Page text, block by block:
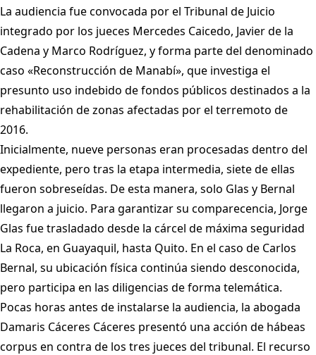
La audiencia fue convocada por el Tribunal de Juicio
integrado por los jueces Mercedes Caicedo, Javier de la
Cadena y Marco Rodríguez, y forma parte del denominado
caso «Reconstrucción de Manabí», que investiga el
presunto uso indebido de fondos públicos destinados a la
rehabilitación de zonas afectadas por el terremoto de
2016.
Inicialmente, nueve personas eran procesadas dentro del
expediente, pero tras la etapa intermedia, siete de ellas
fueron sobreseídas. De esta manera, solo Glas y Bernal
llegaron a juicio. Para garantizar su comparecencia, Jorge
Glas fue trasladado desde la cárcel de máxima seguridad
La Roca, en Guayaquil, hasta Quito. En el caso de Carlos
Bernal, su ubicación física continúa siendo desconocida,
pero participa en las diligencias de forma telemática.
Pocas horas antes de instalarse la audiencia, la abogada
Damaris Cáceres Cáceres presentó una acción de hábeas
corpus en contra de los tres jueces del tribunal. El recurso